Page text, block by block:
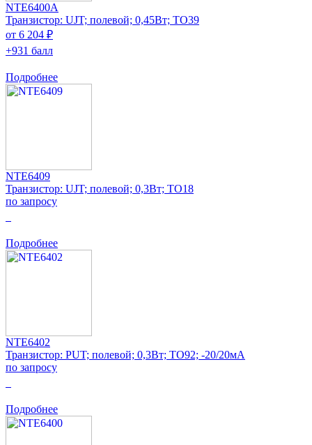
NTE6400A
Транзистор: UJT; полевой; 0,45Вт; TO39
от 6 204 ₽
+931 балл
Подробнее
NTE6409
Транзистор: UJT; полевой; 0,3Вт; TO18
по запросу
Подробнее
NTE6402
Транзистор: PUT; полевой; 0,3Вт; TO92; -20/20мА
по запросу
Подробнее